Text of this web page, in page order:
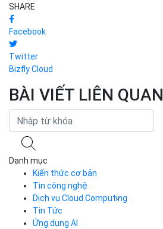
SHARE
Facebook
Twitter
Bizfly Cloud
BÀI VIẾT LIÊN QUAN
Danh mục
Kiến thức cơ bản
Tin công nghệ
Dịch vụ Cloud Computing
Cloud Server
CDN
Tin Tức
Ứng dụng AI